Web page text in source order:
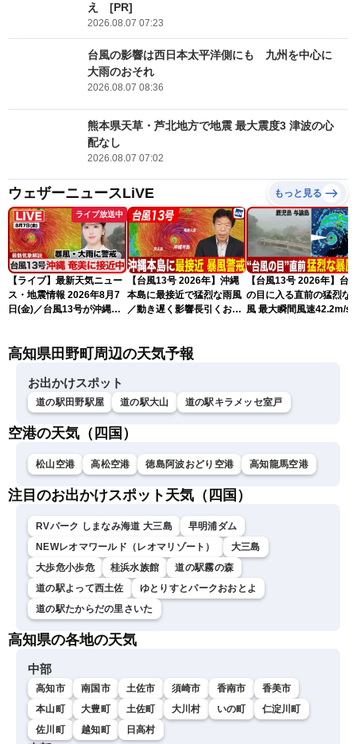
え [PR]
2026.08.07 07:23
台風の影響は西日本太平洋側にも 九州を中心に
大雨のおそれ
2026.08.07 08:36
熊本県天草・芦北地方で地震 最大震度3 津波の心
配なし
2026.08.07 07:02
ウェザーニュースLiVE もっと見る
ライブ放送中
【ライブ】最新天気ニュー
ス・地震情報 2026年8月7
日(金)／台風13号が沖縄・
ュースLiVEアフタヌーン・
【台風13号 2026年】沖縄
本島に最接近で猛烈な雨風
／動き遅く影響長引くおそ
【台風13号 2026年】台
の目に入る直前の猛烈な
風 最大瞬間風速42.2m/s
高知県田野町周辺の天気予報
お出かけスポット
道の駅田野駅屋 道の駅大山 道の駅キラメッセ室戸
空港の天気（四国）
松山空港 高松空港 徳島阿波おどり空港 高知龍馬空港
注目のお出かけスポット天気（四国）
RVパーク しまなみ海道 大三島
早明浦ダム
NEWレオマワールド（レオマリゾート）
大三島
大歩危小歩危
桂浜水族館
道の駅霧の森
道の駅よって西土佐
ゆとりすとパークおおとよ
道の駅たからだの里さいた
高知県の各地の天気
中部
高知市 南国市 土佐市 須崎市 香南市
香美市
本山町
大豊町 土佐町 大川村 いの町
仁淀川町
佐川町
越知町 日高村